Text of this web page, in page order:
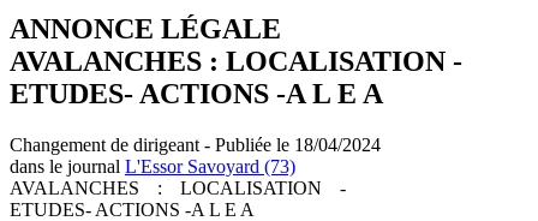
ANNONCE LÉGALE
AVALANCHES : LOCALISATION -
ETUDES- ACTIONS -A L E A
Changement de dirigeant - Publiée le 18/04/2024
dans le journal L'Essor Savoyard (73)
AVALANCHES : LOCALISATION -
ETUDES- ACTIONS -A L E A